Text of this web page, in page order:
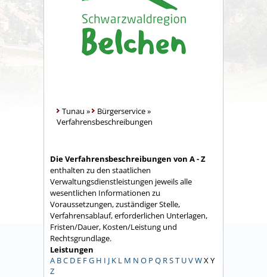
Tunau » Bürgerservice»
Verfahrensbeschreibungen
Die Verfahrensbeschreibungen von A - Z
enthalten zu den staatlichen
Verwaltungsdienstleistungen jeweils alle
wesentlichen Informationen zu
Voraussetzungen, zuständiger Stelle,
Verfahrensablauf, erforderlichen Unterlagen,
Fristen/Dauer, Kosten/Leistung und
Rechtsgrundlage.
Leistungen
A BC D E FG H I J K L M N O P Q RST UVWX Y
Z